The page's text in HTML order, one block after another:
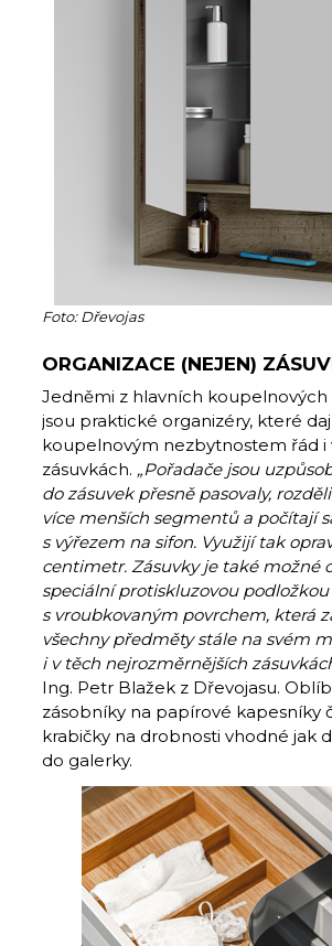
Foto: Dřevojas
ORGANIZACE (NEJEN)
Jedněmi z hlavních
jsou praktické organizéry, které
koupelnovým nezbytnostem řád i
zásuvkách. „Pořadače jsou
do zásuvek přesně pasovaly,
více menších segmentů a počítají
s výřezem na sifon. Využijí tak
centimetr. Zásuvky je také možné
speciální protiskluzovou podložkou
s vroubkovaným povrchem, která
všechny předměty stále na svém
i v těch nejrozměrnějších
Ing. Petr Blažek z Dřevojasu.
zásobníky na papírové kapesníky
krabičky na drobnosti vhodné jak
do galerky.